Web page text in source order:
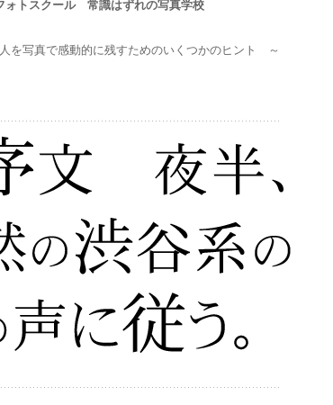
ォトスクール 常識はずれの写真学校
を写真で感動的に残すためのいくつかのヒント ～